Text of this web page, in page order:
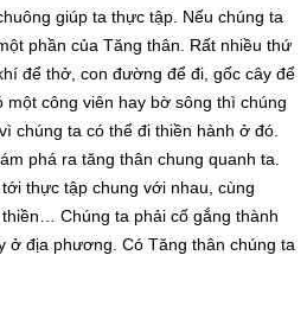
giúp ta thực tập. Nếu chúng ta
phần của Tăng thân. Rất nhiều thứ
để thở, con đường để đi, gốc cây để
công viên hay bờ sông thì chúng
chúng ta có thể đi thiền hành ở đó.
phá ra tăng thân chung quanh ta.
thực tập chung với nhau, cùng
Chúng ta phải cố gắng thành
ở địa phương. Có Tăng thân chúng ta